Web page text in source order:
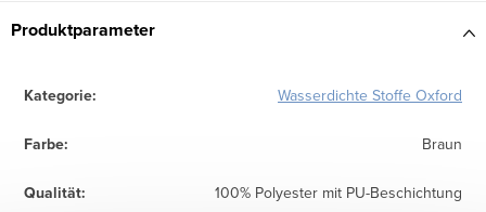
Produktparameter
Kategorie: Wasserdichte Stoffe Oxford
Farbe: Braun
Qualität: 100% Polyester mit PU-Beschichtung